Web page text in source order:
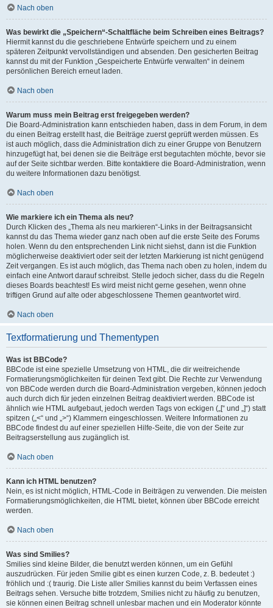
Nach oben
Was bewirkt die „Speichern“-Schaltfläche beim Schreiben eines Beitrags?
Hiermit kannst du die geschriebene Entwürfe speichern und zu einem
späteren Zeitpunkt vervollständigen und absenden. Den gesicherten Beitrag
kannst du mit der Funktion „Gespeicherte Entwürfe verwalten“ in deinem
persönlichen Bereich erneut laden.
Nach oben
Warum muss mein Beitrag erst freigegeben werden?
Die Board-Administration kann entschieden haben, dass in dem Forum, in dem
du einen Beitrag erstellt hast, die Beiträge zuerst geprüft werden müssen. Es
ist auch möglich, dass die Administration dich zu einer Gruppe von Benutzern
hinzugefügt hat, bei denen sie die Beiträge erst begutachten möchte, bevor sie
auf der Seite sichtbar werden. Bitte kontaktiere die Board-Administration, wenn
du weitere Informationen dazu benötigst.
Nach oben
Wie markiere ich ein Thema als neu?
Durch Klicken des „Thema als neu markieren“-Links in der Beitragsansicht
kannst du das Thema wieder ganz nach oben auf die erste Seite des Forums
holen. Wenn du den entsprechenden Link nicht siehst, dann ist die Funktion
möglicherweise deaktiviert oder seit der letzten Markierung ist nicht genügend
Zeit vergangen. Es ist auch möglich, das Thema nach oben zu holen, indem du
einfach eine Antwort darauf schreibst. Stelle jedoch sicher, dass du die Regeln
dieses Boards beachtest! Es wird meist nicht gerne gesehen, wenn ohne
triftigen Grund auf alte oder abgeschlossene Themen geantwortet wird.
Nach oben
Textformatierung und Thementypen
Was ist BBCode?
BBCode ist eine spezielle Umsetzung von HTML, die dir weitreichende
Formatierungsmöglichkeiten für deinen Text gibt. Die Rechte zur Verwendung
von BBCode werden durch die Board-Administration vergeben, können jedoch
auch durch dich für jeden einzelnen Beitrag deaktiviert werden. BBCode ist
ähnlich wie HTML aufgebaut, jedoch werden Tags von eckigen („[“ und „]“) statt
spitzen („<“ und „>“) Klammern eingeschlossen. Weitere Informationen zu
BBCode findest du auf einer speziellen Hilfe-Seite, die von der Seite zur
Beitragserstellung aus zugänglich ist.
Nach oben
Kann ich HTML benutzen?
Nein, es ist nicht möglich, HTML-Code in Beiträgen zu verwenden. Die meisten
Formatierungsmöglichkeiten, die HTML bietet, können über BBCode erreicht
werden.
Nach oben
Was sind Smilies?
Smilies sind kleine Bilder, die benutzt werden können, um ein Gefühl
auszudrücken. Für jeden Smilie gibt es einen kurzen Code, z. B. bedeutet :)
fröhlich und :( traurig. Die Liste aller Smilies kannst du beim Verfassen eines
Beitrags sehen. Versuche bitte trotzdem, Smilies nicht zu häufig zu benutzen,
sie können einen Beitrag schnell unlesbar machen und ein Moderator könnte